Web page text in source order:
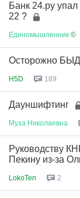
Банк 24.ру
22 ?
Единомышленник ©
Осторожно
H5D 189
Дауншифтинг
Муза Николаевна
Руководству
Пекину из-за
LokoTen 2